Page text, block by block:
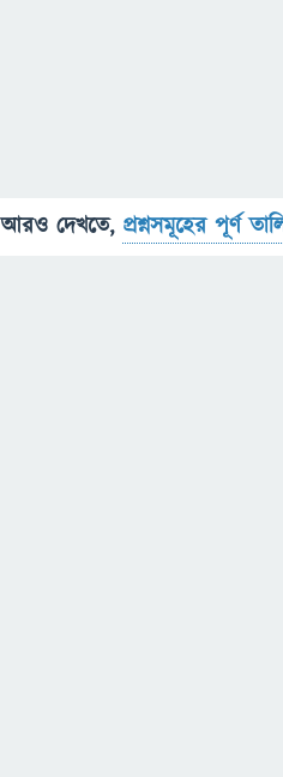
আরও দেখতে, প্রশ্নসমূহের পূর্ণ